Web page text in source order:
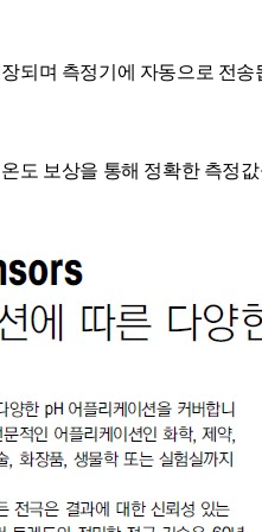
되며 측정기에 자동으로 전
도 보상을 통해 정확한 측정